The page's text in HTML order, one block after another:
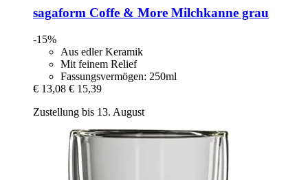
sagaform Coffe & More Milchkanne grau
-15%
Aus edler Keramik
Mit feinem Relief
Fassungsvermögen: 250ml
€ 13,08 € 15,39
Zustellung bis 13. August